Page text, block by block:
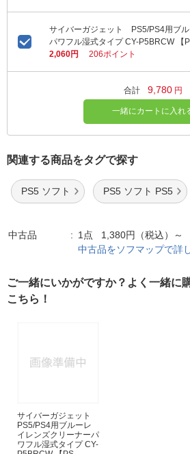
サイバーガジェット PS5/PS4用ブル
パワフル湿式タイプ CY-P5BRCW 【
2,060円
206ポイント
合計 9,780 円
一緒にカートに入れ
関連する商品をタグで探す
PS5 ソフト PS5 ソフト PS5
中古品
1点 1,380円（税込）～
中古品をソフマップで詳
ご一緒にいかがですか？よく一緒に
こちら！
サイバーガジェット
PS5/PS4用ブルーレ
イレンズクリーナーパ
ワフル湿式タイプ CY-